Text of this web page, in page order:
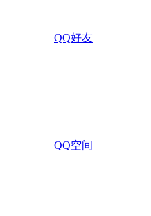
QQ好友
QQ空间